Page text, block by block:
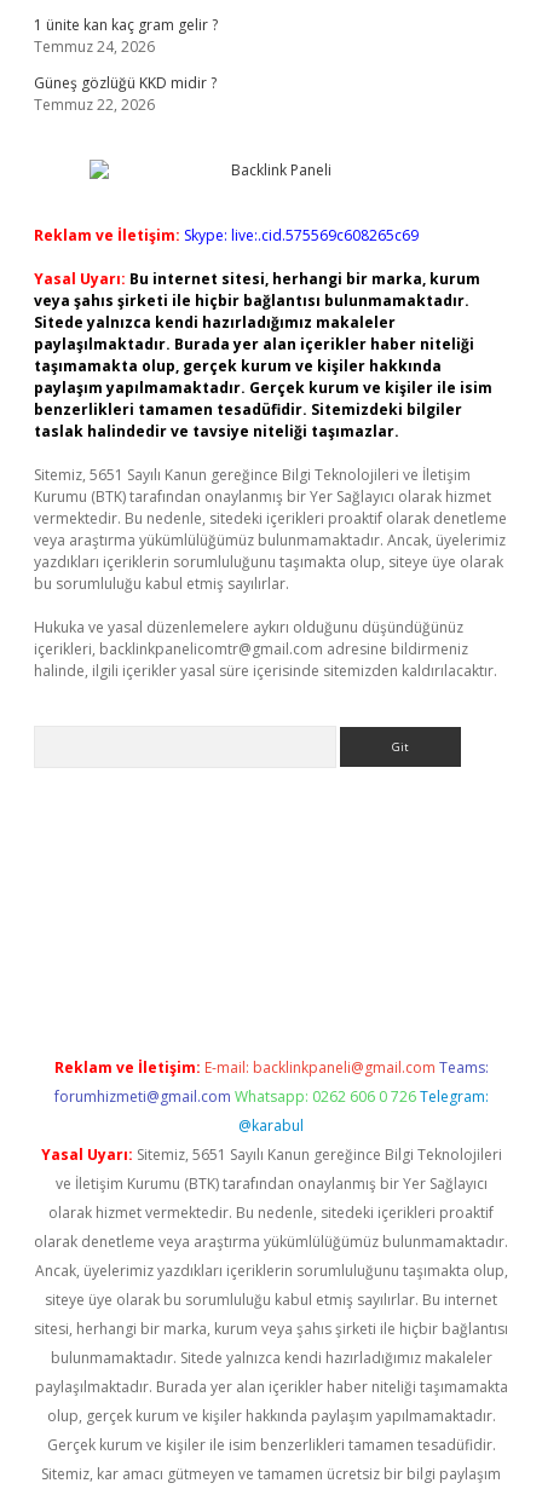
1 ünite kan kaç gram gelir ?
Temmuz 24, 2026
Güneş gözlüğü KKD midir ?
Temmuz 22, 2026
Reklam ve İletişim: Skype: live:.cid.575569c608265c69
Yasal Uyarı: Bu internet sitesi, herhangi bir marka, kurum
veya şahıs şirketi ile hiçbir bağlantısı bulunmamaktadır.
Sitede yalnızca kendi hazırladığımız makaleler
paylaşılmaktadır. Burada yer alan içerikler haber niteliği
taşımamakta olup, gerçek kurum ve kişiler hakkında
paylaşım yapılmamaktadır. Gerçek kurum ve kişiler ile isim
benzerlikleri tamamen tesadüfidir. Sitemizdeki bilgiler
taslak halindedir ve tavsiye niteliği taşımazlar.
Sitemiz, 5651 Sayılı Kanun gereğince Bilgi Teknolojileri ve İletişim
Kurumu (BTK) tarafından onaylanmış bir Yer Sağlayıcı olarak hizmet
vermektedir. Bu nedenle, sitedeki içerikleri proaktif olarak denetleme
veya araştırma yükümlülüğümüz bulunmamaktadır. Ancak, üyelerimiz
yazdıkları içeriklerin sorumluluğunu taşımakta olup, siteye üye olarak
bu sorumluluğu kabul etmiş sayılırlar.
Hukuka ve yasal düzenlemelere aykırı olduğunu düşündüğünüz
içerikleri, backlinkpanelicomtr@gmail.com adresine bildirmeniz
halinde, ilgili içerikler yasal süre içerisinde sitemizden kaldırılacaktır.
Reklam ve İletişim: E-mail: backlinkpaneli@gmail.com Teams:
forumhizmeti@gmail.com Whatsapp: 0262 606 0 726 Telegram:
@karabul
Yasal Uyarı: Sitemiz, 5651 Sayılı Kanun gereğince Bilgi Teknolojileri
ve İletişim Kurumu (BTK) tarafından onaylanmış bir Yer Sağlayıcı
olarak hizmet vermektedir. Bu nedenle, sitedeki içerikleri proaktif
olarak denetleme veya araştırma yükümlülüğümüz bulunmamaktadır.
Ancak, üyelerimiz yazdıkları içeriklerin sorumluluğunu taşımakta olup,
siteye üye olarak bu sorumluluğu kabul etmiş sayılırlar. Bu internet
sitesi, herhangi bir marka, kurum veya şahıs şirketi ile hiçbir bağlantısı
bulunmamaktadır. Sitede yalnızca kendi hazırladığımız makaleler
paylaşılmaktadır. Burada yer alan içerikler haber niteliği taşımamakta
olup, gerçek kurum ve kişiler hakkında paylaşım yapılmamaktadır.
Gerçek kurum ve kişiler ile isim benzerlikleri tamamen tesadüfidir.
Sitemiz, kar amacı gütmeyen ve tamamen ücretsiz bir bilgi paylaşım